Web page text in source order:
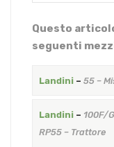
Questo
seguenti
Landini– 55 –
Landini– 100F/
RP55 – Trattore